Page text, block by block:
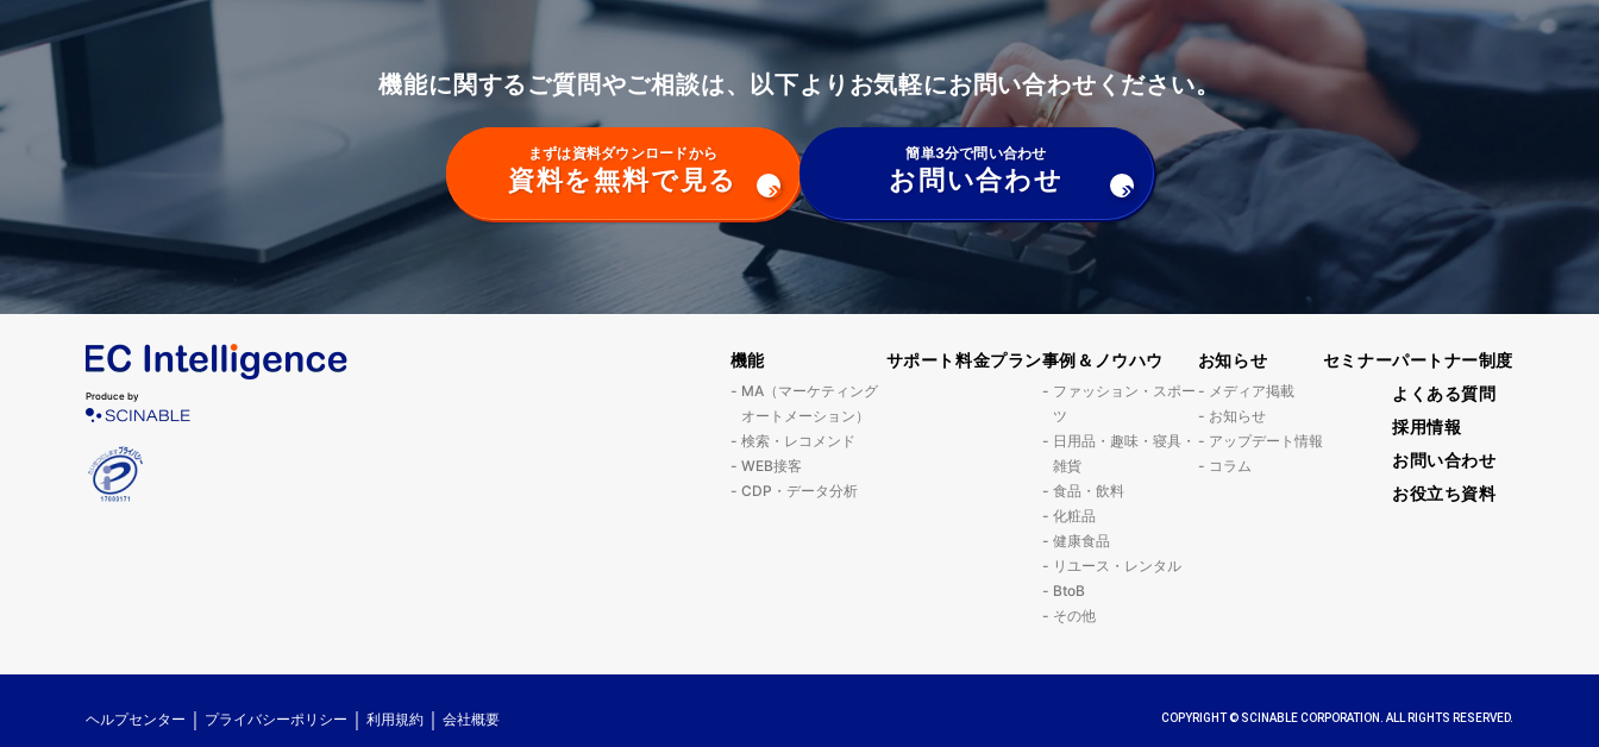
機能に関するご質問やご相談は、以下よりお気軽にお問い合わせください。
まずは資料ダウンロードから
資料を無料で見る
簡単3分で問い合わせ
お問い合わせ
Produce by
機能
MA（マーケティング
オートメーション）
検索・レコメンド
WEB接客
CDP・データ分析
サポート料金プラン事例＆ノウハウ
ファッション・スポー
ツ
日用品・趣味・寝具・
雑貨
食品・飲料
化粧品
健康食品
リユース・レンタル
BtoB
その他
お知らせ
メディア掲載
お知らせ
アップデート情報
コラム
セミナーパートナー制度
よくある質問
採用情報
お問い合わせ
お役立ち資料
ヘルプセンター プライバシーポリシー 利用規約 会社概要 COPYRIGHT © SCINABLE CORPORATION. ALL RIGHTS RESERVED.